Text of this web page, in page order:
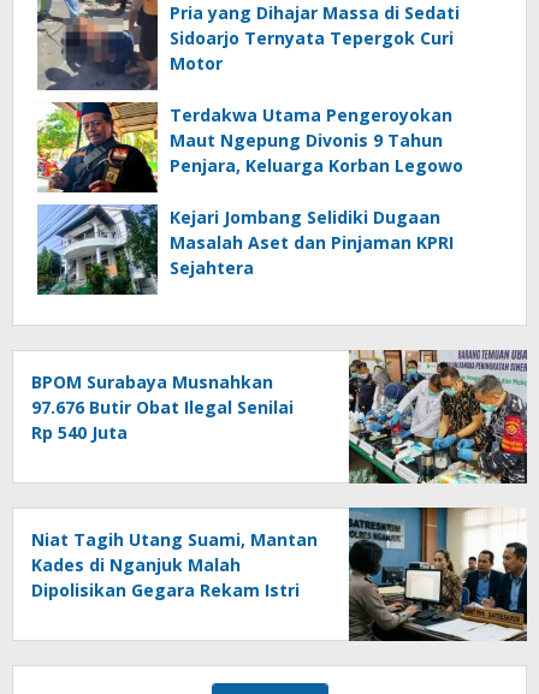
Pria yang Dihajar Massa di Sedati
Sidoarjo Ternyata Tepergok Curi
Motor
Terdakwa Utama Pengeroyokan
Maut Ngepung Divonis 9 Tahun
Penjara, Keluarga Korban Legowo
Kejari Jombang Selidiki Dugaan
Masalah Aset dan Pinjaman KPRI
Sejahtera
BPOM Surabaya Musnahkan
97.676 Butir Obat Ilegal Senilai
Rp 540 Juta
Niat Tagih Utang Suami, Mantan
Kades di Nganjuk Malah
Dipolisikan Gegara Rekam Istri